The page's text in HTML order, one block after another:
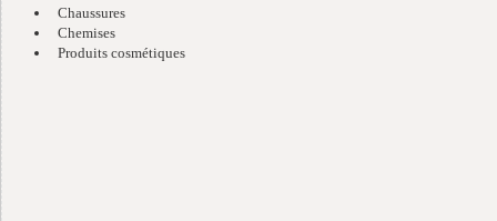
Chaussures
Chemises
Produits cosmétiques